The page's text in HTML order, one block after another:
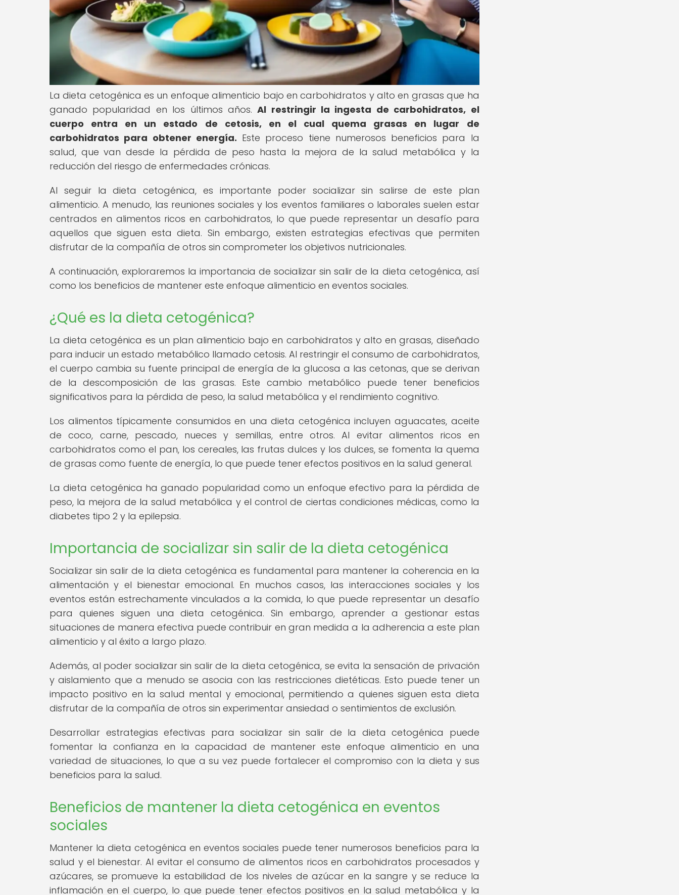
La dieta cetogénica es un enfoque alimenticio bajo en carbohidratos y alto en grasas que ha
ganado popularidad en los últimos años.Al restringir la ingesta de carbohidratos, el
cuerpo entra en un estado de cetosis, en el cual quema grasas en lugar de
carbohidratos para obtener energía. Este proceso tiene numerosos beneficios para la
salud, que van desde la pérdida de peso hasta la mejora de la salud metabólica y la
reducción del riesgo de enfermedades crónicas.
Al seguir la dieta cetogénica, es importante poder socializar sin salirse de este plan
alimenticio. A menudo, las reuniones sociales y los eventos familiares o laborales suelen estar
centrados en alimentos ricos en carbohidratos, lo que puede representar un desafío para
aquellos que siguen esta dieta. Sin embargo, existen estrategias efectivas que permiten
disfrutar de la compañía de otros sin comprometer los objetivos nutricionales.
A continuación, exploraremos la importancia de socializar sin salir de la dieta cetogénica, así
como los beneficios de mantener este enfoque alimenticio en eventos sociales.
¿Qué es la dieta cetogénica?
La dieta cetogénica es un plan alimenticio bajo en carbohidratos y alto en grasas, diseñado
para inducir un estado metabólico llamado cetosis. Al restringir el consumo de carbohidratos,
el cuerpo cambia su fuente principal de energía de la glucosa a las cetonas, que se derivan
de la descomposición de las grasas. Este cambio metabólico puede tener beneficios
significativos para la pérdida de peso, la salud metabólica y el rendimiento cognitivo.
Los alimentos típicamente consumidos en una dieta cetogénica incluyen aguacates, aceite
de coco, carne, pescado, nueces y semillas, entre otros. Al evitar alimentos ricos en
carbohidratos como el pan, los cereales, las frutas dulces y los dulces, se fomenta la quema
de grasas como fuente de energía, lo que puede tener efectos positivos en la salud general.
La dieta cetogénica ha ganado popularidad como un enfoque efectivo para la pérdida de
peso, la mejora de la salud metabólica y el control de ciertas condiciones médicas, como la
diabetes tipo 2 y la epilepsia.
Importancia de socializar sin salir de la dieta cetogénica
Socializar sin salir de la dieta cetogénica es fundamental para mantener la coherencia en la
alimentación y el bienestar emocional. En muchos casos, las interacciones sociales y los
eventos están estrechamente vinculados a la comida, lo que puede representar un desafío
para quienes siguen una dieta cetogénica. Sin embargo, aprender a gestionar estas
situaciones de manera efectiva puede contribuir en gran medida a la adherencia a este plan
alimenticio y al éxito a largo plazo.
Además, al poder socializar sin salir de la dieta cetogénica, se evita la sensación de privación
y aislamiento que a menudo se asocia con las restricciones dietéticas. Esto puede tener un
impacto positivo en la salud mental y emocional, permitiendo a quienes siguen esta dieta
disfrutar de la compañía de otros sin experimentar ansiedad o sentimientos de exclusión.
Desarrollar estrategias efectivas para socializar sin salir de la dieta cetogénica puede
fomentar la confianza en la capacidad de mantener este enfoque alimenticio en una
variedad de situaciones, lo que a su vez puede fortalecer el compromiso con la dieta y sus
beneficios para la salud.
Beneficios de mantener la dieta cetogénica en eventos
sociales
Mantener la dieta cetogénica en eventos sociales puede tener numerosos beneficios para la
salud y el bienestar. Al evitar el consumo de alimentos ricos en carbohidratos procesados y
azúcares, se promueve la estabilidad de los niveles de azúcar en la sangre y se reduce la
inflamación en el cuerpo, lo que puede tener efectos positivos en la salud metabólica y la